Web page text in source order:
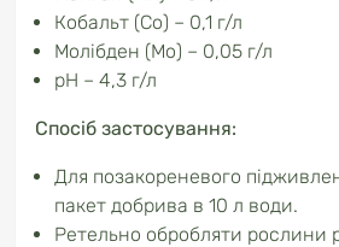
Кобальт (Co) – 0,1 г/л
Молібден (Mo) – 0,05 г/л
pH – 4,3 г/л
Спосіб застосування:
Для позакореневого
пакет добрива в 10 л води.
Ретельно обробляти рослини